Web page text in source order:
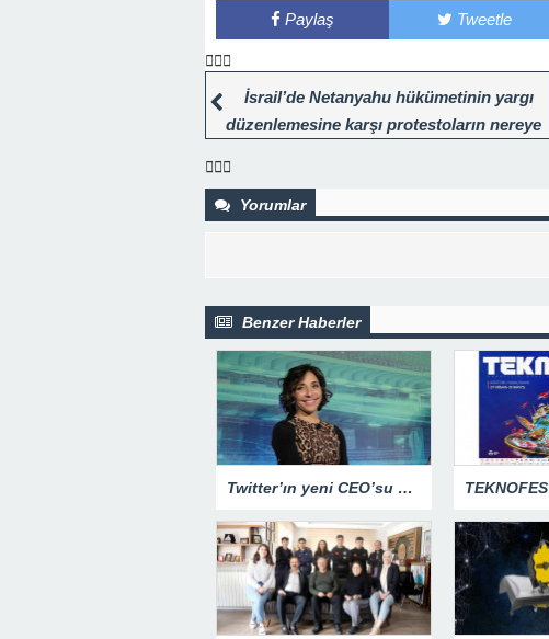
Paylaş Tweetle
İsrail’de Netanyahu hükümetinin yargı
düzenlemesine karşı protestoların nereye
Yorumlar
Benzer Haberler
Twitter’ın yeni CEO’su Linda Yaccarino oldu